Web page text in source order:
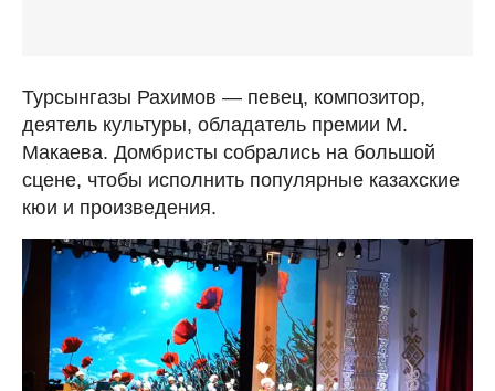
Турсынгазы Рахимов — певец, композитор,
деятель культуры, обладатель премии М.
Макаева. Домбристы собрались на большой
сцене, чтобы исполнить популярные казахские
кюи и произведения.